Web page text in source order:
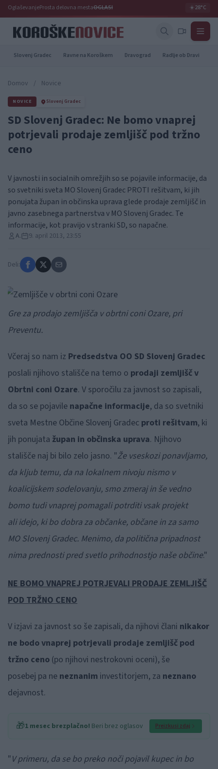
OglaševanjeProsta delovna mestaOGLASI ☀️28°C
Slovenj Gradec Ravne na Koroškem Dravograd Radlje ob Dravi
Domov / Novice
NOVICE Slovenj Gradec
SD Slovenj Gradec: Ne bomo vnaprej
potrjevali prodaje zemljišč pod tržno
ceno
V javnosti in socialnih omrežjih so se pojavile informacije, da
so svetniki sveta MO Slovenj Gradec PROTI rešitvam, ki jih
ponujata župan in občinska uprava glede prodaje zemljišč in
javno zasebnega partnerstva v MO Slovenj Gradec. Te
informacije, kot pravijo v stranki SD, so napačne.
A. 9. april 2013, 23:55
Deli:
Gre za prodajo zemljišča v obrtni coni Ozare, pri
Preventu.
Včeraj so nam iz Predsedstva OO SD Slovenj Gradec
poslali njihovo stališče na temo o prodaji zemljišč v
Obrtni coni Ozare. V sporočilu za javnost so zapisali,
da so se pojavile napačne informacije, da so svetniki
sveta Mestne Občine Slovenj Gradec proti rešitvam, ki
jih ponujata župan in občinska uprava. Njihovo
stališče naj bi bilo zelo jasno. "Že vseskozi ponavljamo,
da kljub temu, da na lokalnem nivoju nismo v
koalicijskem sodelovanju, smo zmeraj in še vedno
bomo tudi vnaprej pomagali potrditi vsak projekt
aliidejo, ki bo dobra za občanke, občane in za samo
MO Slovenj Gradec. Menimo, da politična pripadnost
nima prednosti pred svetlo prihodnostjo naše občine."
NE BOMO VNAPREJ POTRJEVALIPRODAJE ZEMLJIŠČ
POD TRŽNO CENO
V izjavi za javnost so še zapisali, da njihovi člani nikakor
ne bodo vnaprej potrjevali prodaje zemljišč pod
tržno ceno (po njihovi nestrokovni oceni), še
posebej pa ne neznanim investitorjem, za neznano
dejavnost.
🎁1 mesec brezplačno! Beri brez oglasov Preizkusi zdaj
"Vprimeru, da se bo preko noči pojavil kupec in bo